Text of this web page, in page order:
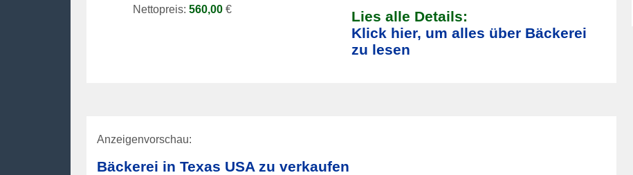
Nettopreis:560,00 €
Lies alle Details:
Klick hier, um alles über Bäckerei
zu lesen
Anzeigenvorschau:
Bäckerei in Texas USA zu verkaufen